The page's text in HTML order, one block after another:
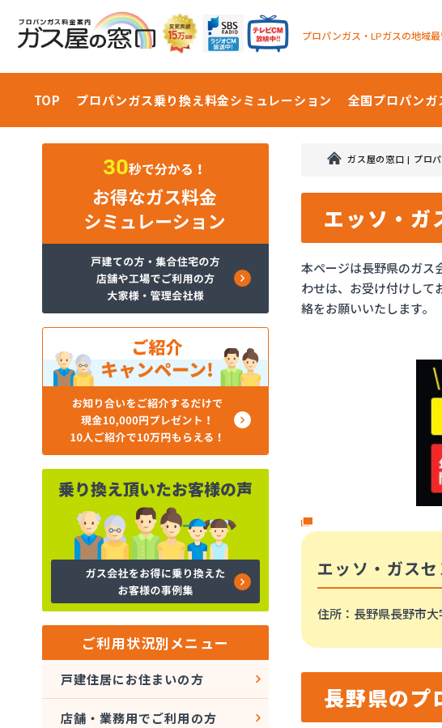
プロパンガス・LPガスの地域
TOP プロパンガス乗り換え料金シミュレーション 全国プロパンガ
ガス屋の窓口 | プロ
エッソ・ガ
本ページは長野県のガス
わせは、お受け付けして
絡をお願いいたします。
エッソ・ガス
住所 ：長野県長野市
長野県のプ
ご利用状況別メニュー
戸建住居にお住まいの方
店舗・業務用でご利用の方